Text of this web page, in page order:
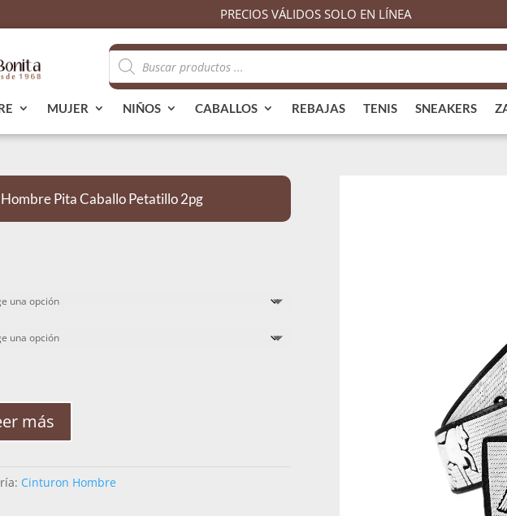
PRECIOS VÁLIDOS SOLO EN LÍNEA
Búsqueda
de
productos
MUJER NIÑOS CABALLOS REBAJAS TENIS SNEAKERS
Pita Caballo Petatillo 2pg
más
Cinturon Hombre